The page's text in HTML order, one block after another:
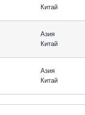
Китай
Азия
Китай
Азия
Китай